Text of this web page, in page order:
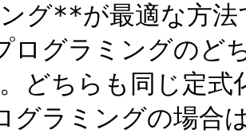
グ**が最適な方
ログラミングのど
どちらも同じ定
グラミングの場合